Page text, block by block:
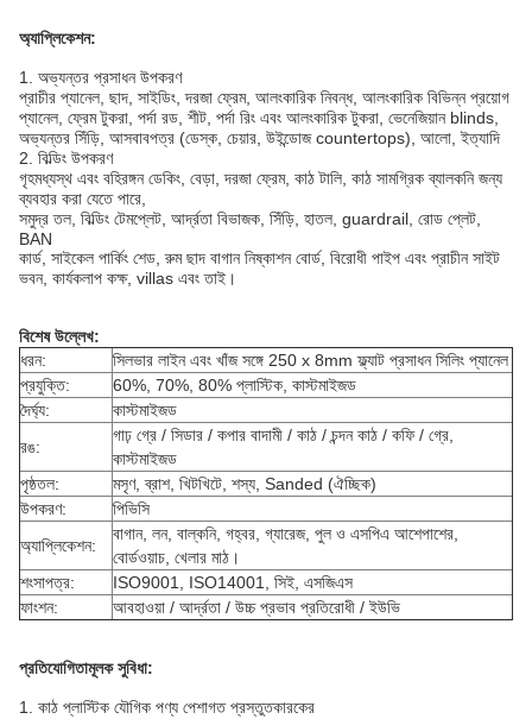
অ্যাপ্লিকেশন:
1. অভ্যন্তর প্রসাধন উপকরণ
প্রাচীর প্যানেল, ছাদ, সাইডিং, দরজা ফ্রেম, আলংকারিক নিবন্ধ, আলংকারিক বিভিন্ন প্রয়োগ
প্যানেল, ফ্রেম টুকরা, পর্দা রড, শীট, পর্দা রিং এবং আলংকারিক টুকরা, ভেনেজিয়ান blinds,
অভ্যন্তর সিঁড়ি, আসবাবপত্র (ডেস্ক, চেয়ার, উইন্ডোজ countertops), আলো, ইত্যাদি
2. বিল্ডিং উপকরণ
গৃহমধ্যস্থ এবং বহিরঙ্গন ডেকিং, বেড়া, দরজা ফ্রেম, কাঠ টালি, কাঠ সামগ্রিক ব্যালকনি জন্য
ব্যবহার করা যেতে পারে,
সমুদ্র তল, বিল্ডিং টেমপ্লেট, আর্দ্রতা বিভাজক, সিঁড়ি, হাতল, guardrail, রোড প্লেট,
BAN
কার্ড, সাইকেল পার্কিং শেড, রুম ছাদ বাগান নিষ্কাশন বোর্ড, বিরোধী পাইপ এবং প্রাচীন সাইট
ভবন, কার্যকলাপ কক্ষ, villas এবং তাই।
বিশেষ উল্লেখ:
ধরন:
সিলভার লাইন এবং খাঁজ সঙ্গে 250 x 8mm ফ্ল্যাট প্রসাধন সিলিং প্যানেল
প্রযুক্তি:
60%, 70%, 80% প্লাস্টিক, কাস্টমাইজড
দৈর্ঘ্য:
কাস্টমাইজড
রঙ:
গাঢ় গ্রে / সিডার / কপার বাদামী / কাঠ / চন্দন কাঠ / কফি / গ্রে,
কাস্টমাইজড
পৃষ্ঠতল:
মসৃণ, ব্রাশ, খিটখিটে, শস্য, Sanded (ঐচ্ছিক)
উপকরণ:
পিভিসি
অ্যাপ্লিকেশন:
বাগান, লন, বাল্কনি, গহ্বর, গ্যারেজ, পুল ও এসপিএ আশেপাশের,
বোর্ডওয়াচ, খেলার মাঠ।
শংসাপত্র:
ISO9001, ISO14001, সিই, এসজিএস
ফাংশন:
আবহাওয়া / আর্দ্রতা / উচ্চ প্রভাব প্রতিরোধী / ইউভি
প্রতিযোগিতামূলক সুবিধা:
1. কাঠ প্লাস্টিক যৌগিক পণ্য পেশাগত প্রস্তুতকারকের